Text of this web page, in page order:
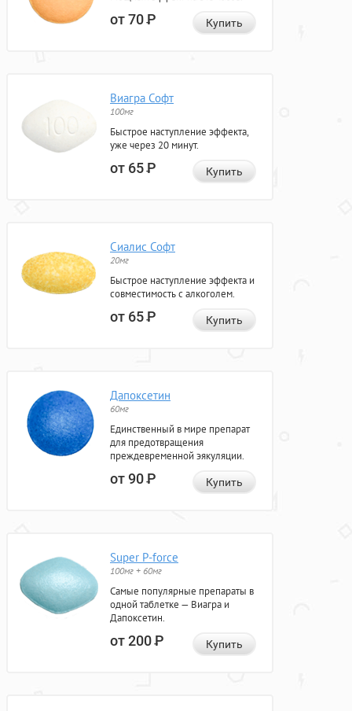
от 70Р Купить
Виагра Софт
100мг
Быстрое наступление эффекта,
уже через 20 минут.
от 65Р Купить
Сиалис Софт
20мг
Быстрое наступление эффекта и
совместимость с алкоголем.
от 65Р Купить
Дапоксетин
60мг
Единственный в мире препарат
для предотвращения
преждевременной эякуляции.
от 90Р Купить
Super P-force
100мг + 60мг
Самые популярные препараты в
одной таблетке — Виагра и
Дапоксетин.
от 200Р Купить